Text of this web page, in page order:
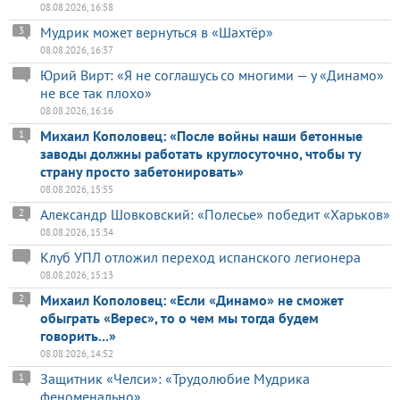
08.08.2026, 16:58
Мудрик может вернуться в «Шахтёр»
3
08.08.2026, 16:37
Юрий Вирт: «Я не соглашусь со многими — у «Динамо»
не все так плохо»
08.08.2026, 16:16
Михаил Кополовец: «После войны наши бетонные
заводы должны работать круглосуточно, чтобы ту
страну просто забетонировать»
1
08.08.2026, 15:55
Александр Шовковский: «Полесье» победит «Харьков»
2
08.08.2026, 15:34
Клуб УПЛ отложил переход испанского легионера
08.08.2026, 15:13
Михаил Кополовец: «Если «Динамо» не сможет
обыграть «Верес», то о чем мы тогда будем
говорить...»
2
08.08.2026, 14:52
Защитник «Челси»: «Трудолюбие Мудрика
1